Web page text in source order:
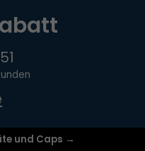
50
und Caps →